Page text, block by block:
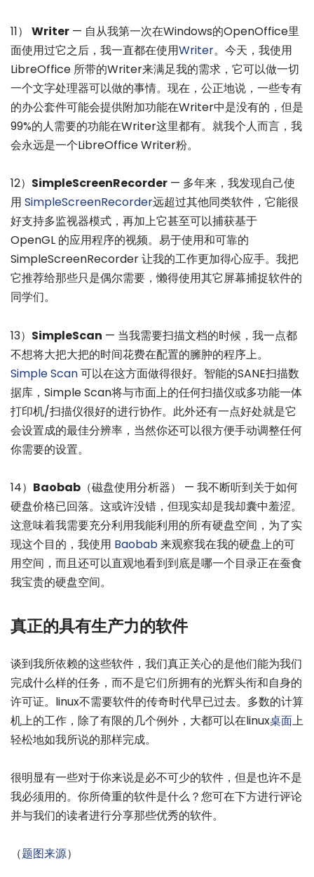
11） Writer — 自从我第一次在Windows的OpenOffice里
面使用过它之后，我一直都在使用Writer。今天，我使用
LibreOffice 所带的Writer来满足我的需求，它可以做一切
一个文字处理器可以做的事情。现在，公正地说，一些专有
的办公套件可能会提供附加功能在Writer中是没有的，但是
99%的人需要的功能在Writer这里都有。就我个人而言，我
会永远是一个LibreOffice Writer粉。
12） SimpleScreenRecorder — 多年来，我发现自己使
用 SimpleScreenRecorder远超过其他同类软件，它能很
好支持多监视器模式，再加上它甚至可以捕获基于
OpenGL 的应用程序的视频。易于使用和可靠的
SimpleScreenRecorder 让我的工作更加得心应手。我把
它推荐给那些只是偶尔需要，懒得使用其它屏幕捕捉软件的
同学们。
13） SimpleScan — 当我需要扫描文档的时候，我一点都
不想将大把大把的时间花费在配置的臃肿的程序上。
Simple Scan可以在这方面做得很好。智能的SANE扫描数
据库，Simple Scan将与市面上的任何扫描仪或多功能一体
打印机/扫描仪很好的进行协作。此外还有一点好处就是它
会设置成的最佳分辨率，当然你还可以很方便手动调整任何
你需要的设置。
14） Baobab （磁盘使用分析器） — 我不断听到关于如何
硬盘价格已回落。这或许没错，但现实却是我却囊中羞涩。
这意味着我需要充分利用我能利用的所有硬盘空间，为了实
现这个目的，我使用 Baobab来观察我在我的硬盘上的可
用空间，而且还可以直观地看到到底是哪一个目录正在蚕食
我宝贵的硬盘空间。
真正的具有生产力的软件
谈到我所依赖的这些软件，我们真正关心的是他们能为我们
完成什么样的任务，而不是它们所拥有的光辉头衔和自身的
许可证。linux不需要软件的传奇时代早已过去。多数的计算
机上的工作，除了有限的几个例外，大都可以在linux桌面上
轻松地如我所说的那样完成。
很明显有一些对于你来说是必不可少的软件，但是也许不是
我必须用的。你所倚重的软件是什么？您可在下方进行评论
并与我们的读者进行分享那些优秀的软件。
（题图来源）